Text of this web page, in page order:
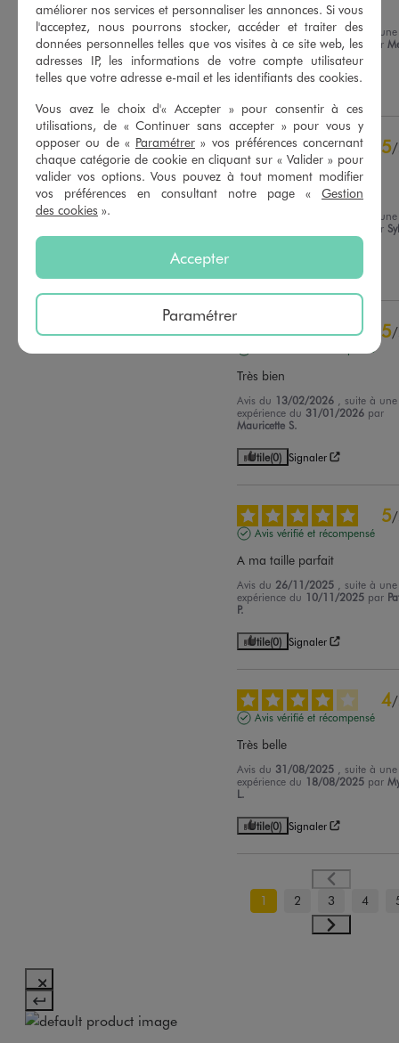
Basé sur23 avis soumis à un
contrôle
Voir tous les avis sur ce site
étoiles
3étoiles
0
2étoiles
0
1étoile 0
Trier les avis
Mon fils adore !
Avis du16/06/2026
, suite à une
expérience du29/05/2026 par
M.
5/
Avis vérifié et récompensé
Belle chemise
, suite à une
par
N.
5/
Avis vérifié et récompensé
Très bien
Avis du 13/02/2026
, suite à une
expérience du 31/01/2026 par
Mauricette S.
Utile(0) Signaler
5/
Avis vérifié et récompensé
A ma taille parfait
Avis du 26/11/2025
, suite à une
expérience du 10/11/2025 par
P.
Utile(0) Signaler
4/
Avis vérifié et récompensé
Très belle
Avis du 31/08/2025
, suite à une
expérience du 18/08/2025 par
L.
Utile(0) Signaler
1 2 3 4
améliorer nos services et personnaliser les annonces. Si vous
l'acceptez, nous pourrons stocker, accéder et traiter des
données personnelles telles que vos visites à ce site web, les
adresses IP, les informations de votre compte utilisateur
telles que votre adresse e-mail et les identifiants des cookies.
Vous avez le choix d'« Accepter » pour consentir à ces
utilisations, de « Continuer sans accepter » pour vous y
opposer ou de « Paramétrer » vos préférences concernant
chaque catégorie de cookie en cliquant sur « Valider » pour
valider vos options. Vous pouvez à tout moment modifier
vos préférences en consultant notre page « Gestion
des cookies ».
Accepter
Paramétrer